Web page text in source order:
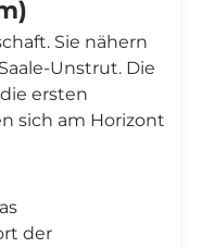
Sie nähern
Unstrut. Die
ersten
sich am Horizont
der